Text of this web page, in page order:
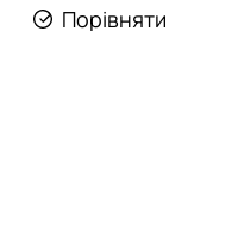
Порівняти